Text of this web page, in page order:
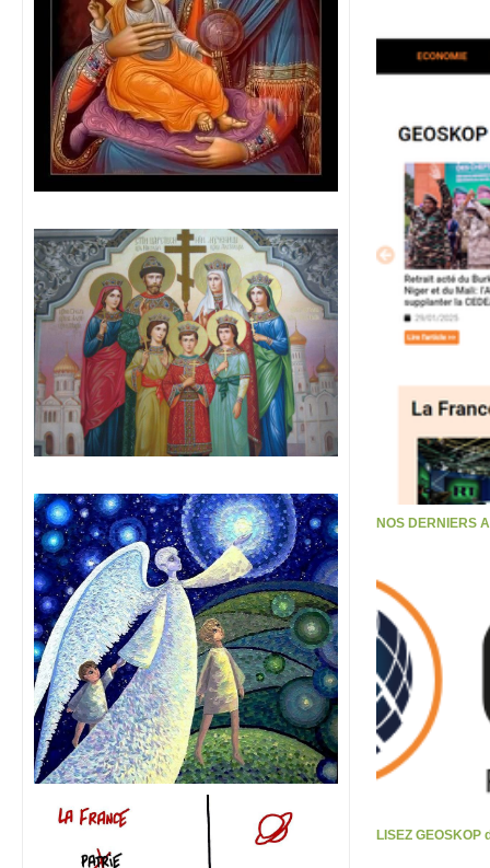
NOS DERNIERS
LISEZ GEOSKOP